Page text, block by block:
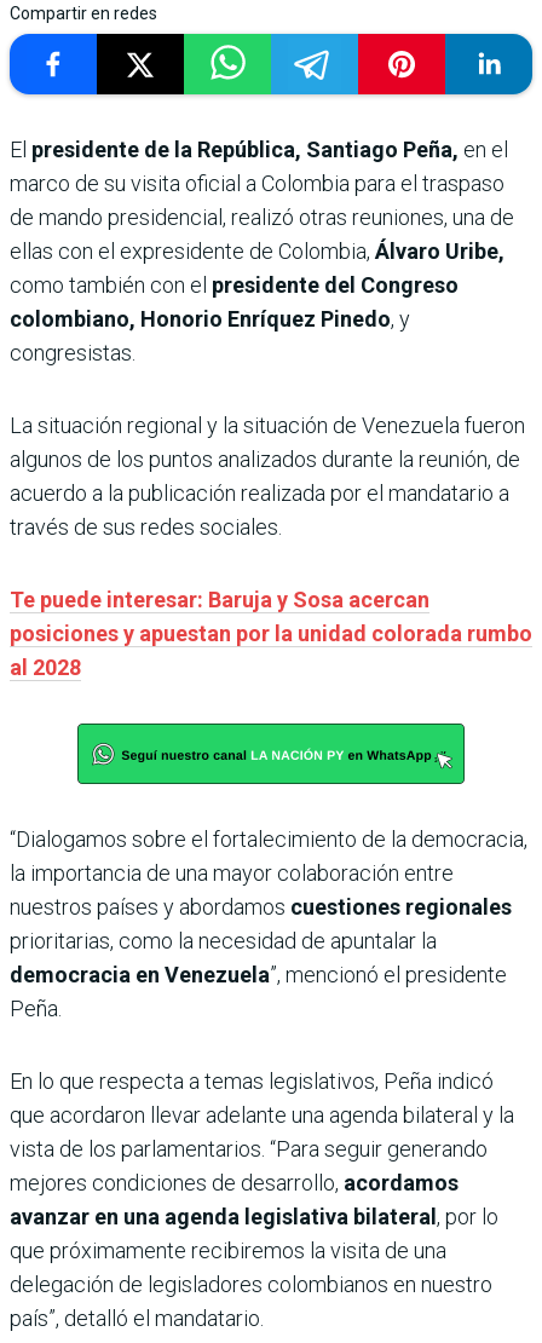
Compartir en redes
El presidente de la República, Santiago Peña, en el
marco de su visita oficial a Colombia para el traspaso
de mando presidencial, realizó otras reuniones, una de
ellas con el expresidente de Colombia, Álvaro Uribe,
como también con el presidente del Congreso
colombiano, Honorio Enríquez Pinedo, y
congresistas.
La situación regional y la situación de Venezuela fueron
algunos de los puntos analizados durante la reunión, de
acuerdo a la publicación realizada por el mandatario a
través de sus redes sociales.
Te puede interesar: Baruja y Sosa acercan
posiciones y apuestan por la unidad colorada rumbo
al 2028
“Dialogamos sobre el fortalecimiento de la democracia,
la importancia de una mayor colaboración entre
nuestros países y abordamos cuestiones regionales
prioritarias, como la necesidad de apuntalar la
democracia en Venezuela”, mencionó el presidente
Peña.
En lo que respecta a temas legislativos, Peña indicó
que acordaron llevar adelante una agenda bilateral y la
vista de los parlamentarios. “Para seguir generando
mejores condiciones de desarrollo, acordamos
avanzar en una agenda legislativa bilateral, por lo
que próximamente recibiremos la visita de una
delegación de legisladores colombianos en nuestro
país”, detalló el mandatario.